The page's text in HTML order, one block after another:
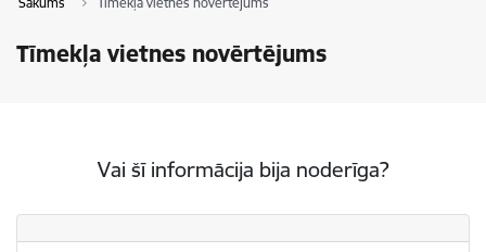
Tīmekļa vietnes novērtējums
Vai šī informācija bija noderīga?
Vai šī informācija bija noderīga?